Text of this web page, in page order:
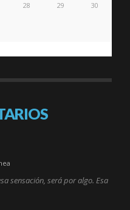
28 29 30
sensación, será por algo. Esa